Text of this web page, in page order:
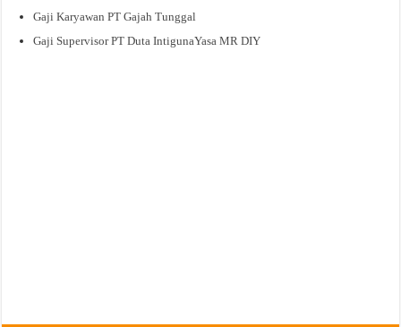
Gaji Karyawan PT Gajah Tunggal
Gaji Supervisor PT Duta IntigunaYasa MR DIY